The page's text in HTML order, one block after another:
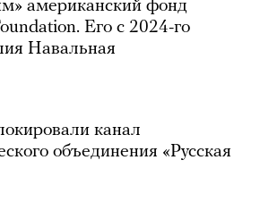
американский фонд
Его с 2024-го
Навальная
канал
объединения «Русская